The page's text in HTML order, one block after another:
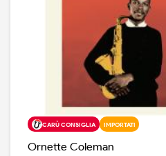
CARÙ CONSIGLIA IMPORTATI
Ornette Coleman